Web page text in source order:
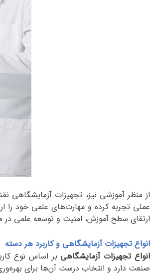
از منظر آموزشی نیز، تجهیزات آزمایشگاهی
عملی تجربه کرده و مهارت‌های علمی خود را
ارتقای سطح آموزش، امنیت و توسعه علمی
انواع تجهیزات آزمایشگاهی و کاربرد هر دسته
انواع تجهیزات آزمایشگاهی بر اساس نوع
صنعت دارد و انتخاب درست آن‌ها برای